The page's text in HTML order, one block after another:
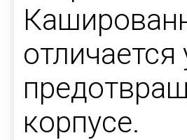
корпусе.